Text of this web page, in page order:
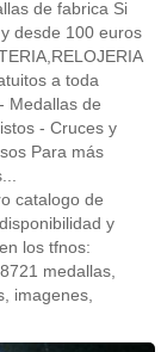
de fabrica Si
desde 100 euros
a toda
Medallas de
- Cruces y
Para más
catalogo de
y
los tfnos:
medallas,
imagenes,